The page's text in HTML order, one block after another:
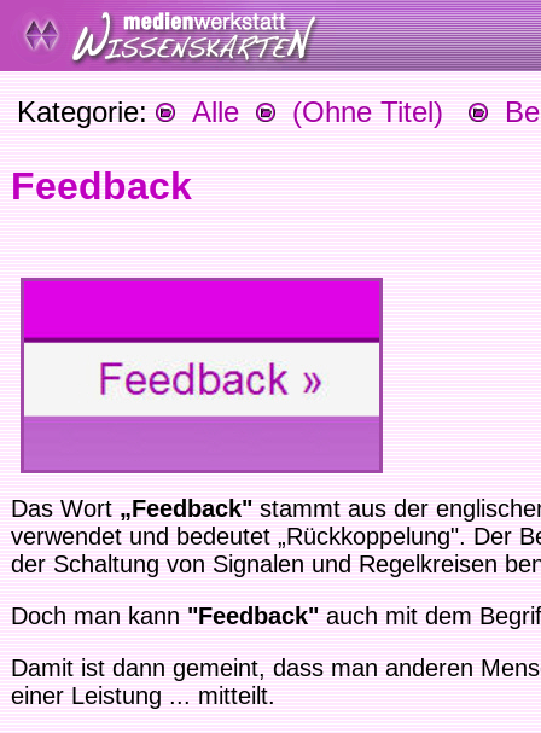
Kategorie: Alle (Ohne Titel)
Feedback
Das Wort„Feedback"stammt aus der
verwendet und bedeutet „Rückkoppelung". Der
der Schaltung von Signalen und Regelkreisen
Doch man kann"Feedback"auch mit dem
Damit ist dann gemeint, dass man anderen
einer Leistung ... mitteilt.